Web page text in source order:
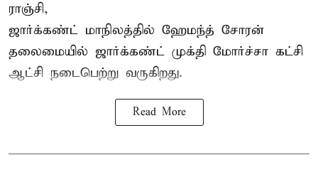
ராஞ்சி,
ஜார்க்கண்ட் மாநிலத்தில் ஹேமந்த் சோரன்
தலைமையில் ஜார்க்கண்ட் முக்தி மோர்ச்சா கட்சி
ஆட்சி நடைபெற்று வருகிறது.
Read More